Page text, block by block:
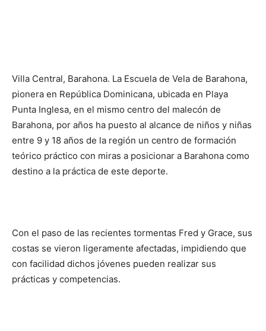
Villa Central, Barahona. La Escuela de Vela de Barahona,
pionera en República Dominicana, ubicada en Playa
Punta Inglesa, en el mismo centro del malecón de
Barahona, por años ha puesto al alcance de niños y niñas
entre 9 y 18 años de la región un centro de formación
teórico práctico con miras a posicionar a Barahona como
destino a la práctica de este deporte.
Con el paso de las recientes tormentas Fred y Grace, sus
costas se vieron ligeramente afectadas, impidiendo que
con facilidad dichos jóvenes pueden realizar sus
prácticas y competencias.